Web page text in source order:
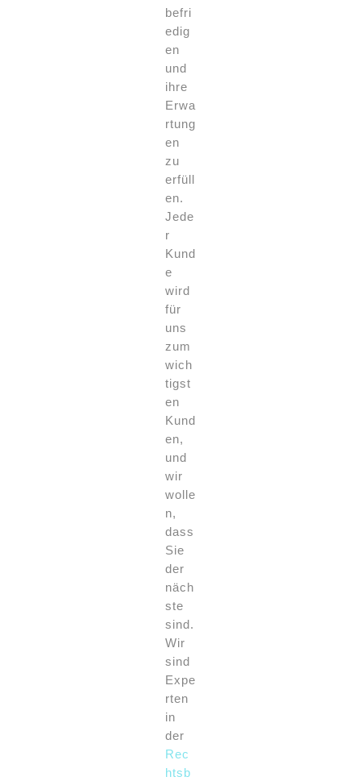
befri
edig
en
und
ihre
Erwa
rtung
en
zu
erfüll
en.
Jede
r
Kund
e
wird
für
uns
zum
wich
tigst
en
Kund
en,
und
wir
wolle
n,
dass
Sie
der
näch
ste
sind.
Wir
sind
Expe
rten
in
der
Rec
htsb